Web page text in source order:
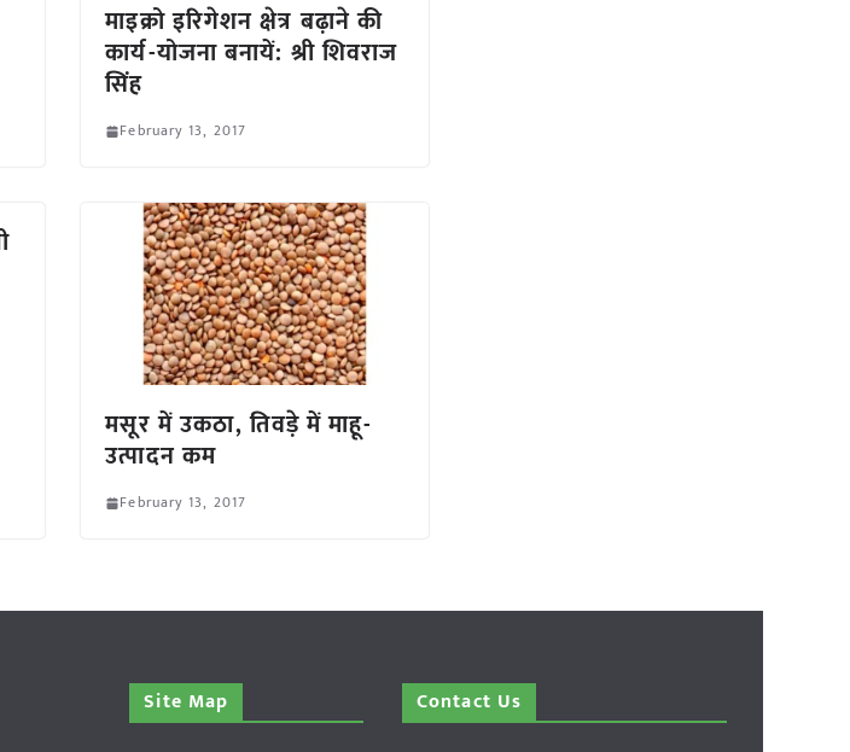
माइक्रो इरिगेशन क्षेत्र बढ़ाने की
कार्य-योजना बनायें: श्री शिवराज
सिंह
February 13, 2017
मसूर में उकठा, तिवड़े में माहू-
उत्पादन कम
February 13, 2017
Site Map Contact Us